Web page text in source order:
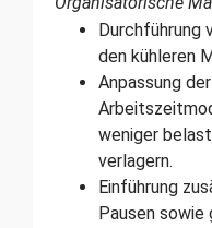
Durchführung
den kühleren
Anpassung
weniger
verlagern.
Einführung
Pausen sowie